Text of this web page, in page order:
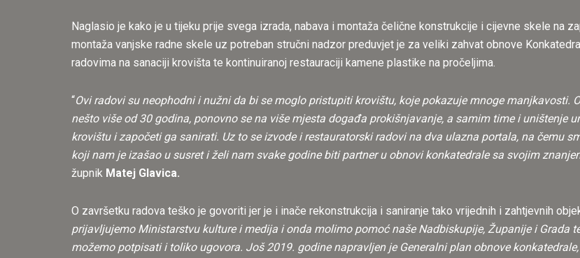
Naglasio je kako je u tijeku prije svega izrada, nabava i montaža čelične konstrukcije i cijevne skele na
montaža vanjske radne skele uz potreban stručni nadzor preduvjet je za veliki zahvat obnove
radovima na sanaciji krovišta te kontinuiranoj restauraciji kamene plastike na pročeljima.
“Ovi radovi su neophodni i nužni da bi se moglo pristupiti krovištu, koje pokazuje mnoge manjkavosti.
nešto više od 30 godina, ponovno se na više mjesta događa prokišnjavanje, a samim time i uništenje
krovištu i započeti ga sanirati. Uz to se izvode i restauratorski radovi na dva ulazna portala, na čemu
koji nam je izašao u susret i želi nam svake godine biti partner u obnovi konkatedrale sa svojim
župnik Matej Glavica.
O završetku radova teško je govoriti jer je i inače rekonstrukcija i saniranje tako vrijednih i zahtjevnih
prijavljujemo Ministarstvu kulture i medija i onda molimo pomoć naše Nadbiskupije, Županije i Grada
možemo potpisati i toliko ugovora. Još 2019. godine napravljen je Generalni plan obnove